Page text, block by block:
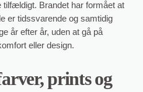
Brandet har formået at
er tidssvarende og samtidig
år efter år, uden at gå på
eller design.
prints og